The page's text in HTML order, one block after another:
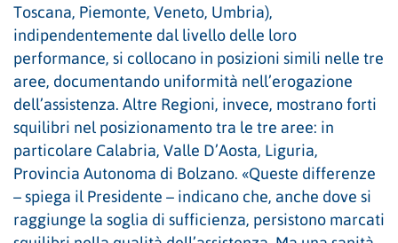
Toscana, Piemonte, Veneto, Umbria),
indipendentemente dal livello delle loro
performance, si collocano in posizioni simili nelle tre
aree, documentando uniformità nell’erogazione
dell’assistenza. Altre Regioni, invece, mostrano forti
squilibri nel posizionamento tra le tre aree: in
particolare Calabria, Valle D’Aosta, Liguria,
Provincia Autonoma di Bolzano. «Queste differenze
– spiega il Presidente – indicano che, anche dove si
raggiunge la soglia di sufficienza, persistono marcati